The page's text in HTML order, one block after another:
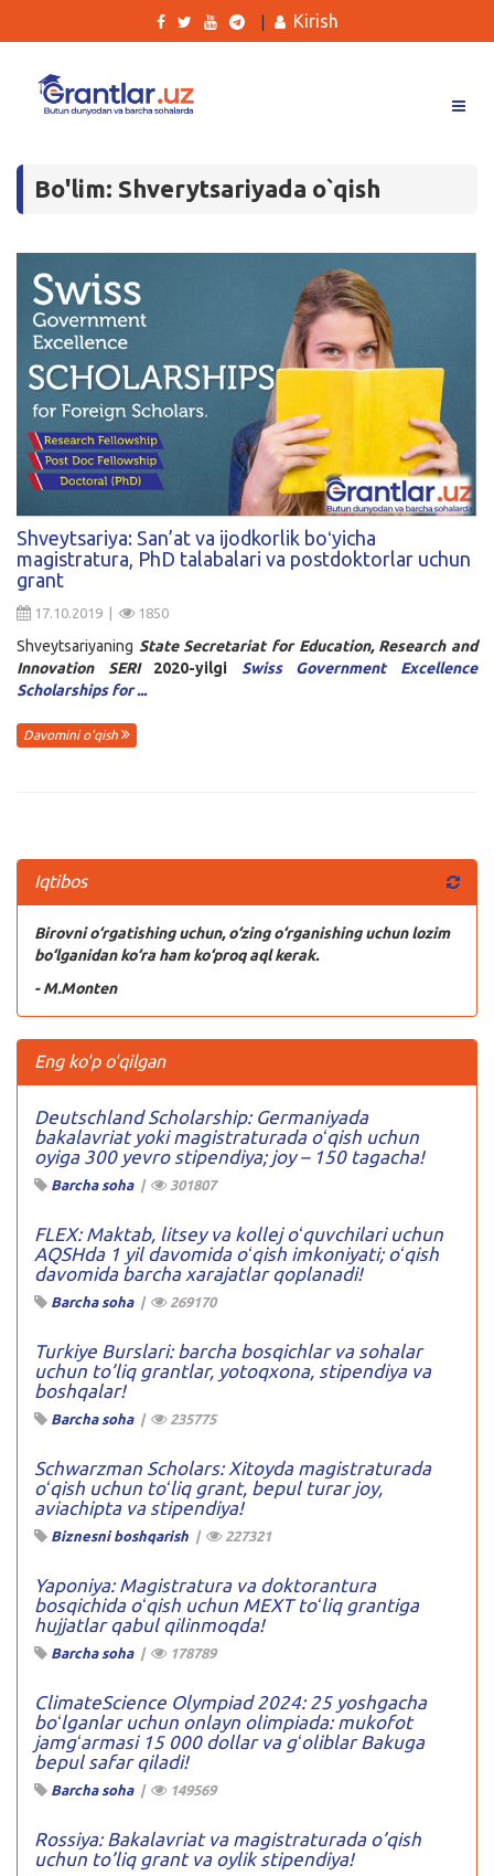
Tanlovlar
Kurslar
Blog
Yana
Qidirish
Kirish
Kirish
Bo'lim: Shverytsariyada o`qish
Shveytsariya: San’at va ijodkorlik boʻyicha
magistratura, PhD talabalari va postdoktorlar uchun
grant
17.10.2019 | 1850
Shveytsariyaning State Secretariat for Education, Research and
Innovation SERI
2020-yilgi Swiss Government Excellence
Scholarships for ...
Davomini o'qish
Iqtibos
Birovni o‘rgatishing uchun, o‘zing o‘rganishing uchun lozim
bo‘lganidan ko‘ra ham ko‘proq aql kerak.
- M.Monten
Eng ko'p o'qilgan
Deutschland Scholarship: Germaniyada
bakalavriat yoki magistraturada oʻqish uchun
oyiga 300 yevro stipendiya; joy – 150 tagacha!
Barcha soha| 301807
FLEX: Maktab, litsey va kollej oʻquvchilari uchun
AQSHda 1 yil davomida oʻqish imkoniyati; oʻqish
davomida barcha xarajatlar qoplanadi!
Barcha soha| 269170
Turkiye Burslari: barcha bosqichlar va sohalar
uchun to’liq grantlar, yotoqxona, stipendiya va
boshqalar!
Barcha soha| 235775
Schwarzman Scholars: Xitoyda magistraturada
oʻqish uchun toʻliq grant, bepul turar joy,
aviachipta va stipendiya!
Biznesni boshqarish | 227321
Yaponiya: Magistratura va doktorantura
bosqichida oʻqish uchun MEXT toʻliq grantiga
hujjatlar qabul qilinmoqda!
Barcha soha| 178789
ClimateScience Olympiad 2024: 25 yoshgacha
boʻlganlar uchun onlayn olimpiada: mukofot
jamgʻarmasi 15 000 dollar va gʻoliblar Bakuga
bepul safar qiladi!
Barcha soha| 149569
Rossiya: Bakalavriat va magistraturada o’qish
uchun to’liq grant va oylik stipendiya!